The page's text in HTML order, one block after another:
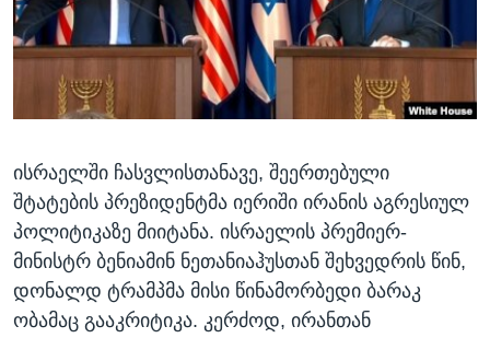
ᲡᲢᲣᲓᲘᲐ ᲕᲐᲨᲘᲜᲒᲢᲝᲜᲘ
ᲔᲙᲝᲜᲝᲛᲘᲙᲐ
ᲯᲐᲜᲛᲠᲗᲔᲚᲝᲑᲐ
ᲛᲔᲪᲜᲘᲔᲠᲔᲑᲐ
ᲙᲣᲚᲢᲣᲠᲐ
ᲒᲐᲚᲘᲚᲔᲝ
ᲓᲔᲖᲘᲜᲤᲝᲠᲛᲐᲪᲘᲐ
Learning English
ᲗᲕᲐᲚᲘ ᲒᲕᲐᲓᲔᲕᲜᲔᲗ
ენები
ისრაელში ჩასვლისთანავე, შეერთებული
შტატების პრეზიდენტმა იერიში ირანის აგრესიულ
პოლიტიკაზე მიიტანა. ისრაელის პრემიერ-
მინისტრ ბენიამინ ნეთანიაჰუსთან შეხვედრის წინ,
დონალდ ტრამპმა მისი წინამორბედი ბარაკ
ობამაც გააკრიტიკა. კერძოდ, ირანთან